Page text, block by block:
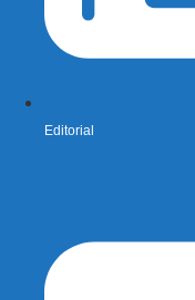
Editorial